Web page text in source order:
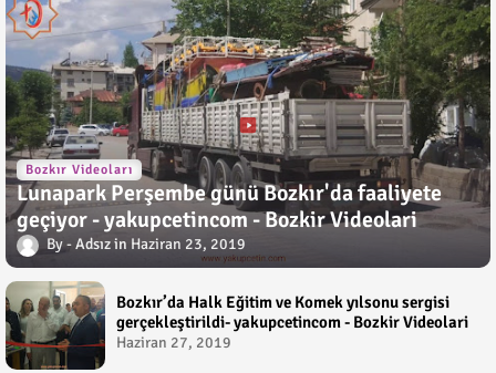
Bozkır Videoları
Lunapark Perşembe günü Bozkır'da faaliyete
geçiyor - yakupcetincom - Bozkir Videolari
Adsız Haziran 23, 2019
Bozkır’da Halk Eğitim ve Komek yılsonu sergisi
gerçekleştirildi- yakupcetincom - Bozkir Videolari
Haziran 27, 2019